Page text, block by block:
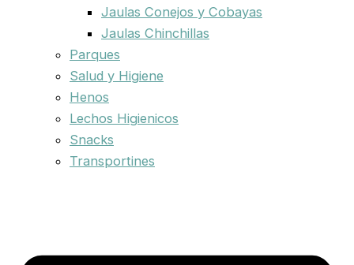
Jaulas Conejos y Cobayas
Jaulas Chinchillas
Parques
Salud y Higiene
Henos
Lechos Higienicos
Snacks
Transportines